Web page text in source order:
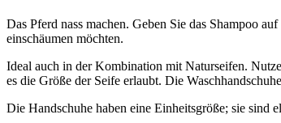
Das Pferd nass machen. Geben Sie das Shampoo
einschäumen möchten.
Ideal auch in der Kombination mit Naturseifen.
es die Größe der Seife erlaubt. Die
Die Handschuhe haben eine Einheitsgröße; sie sind